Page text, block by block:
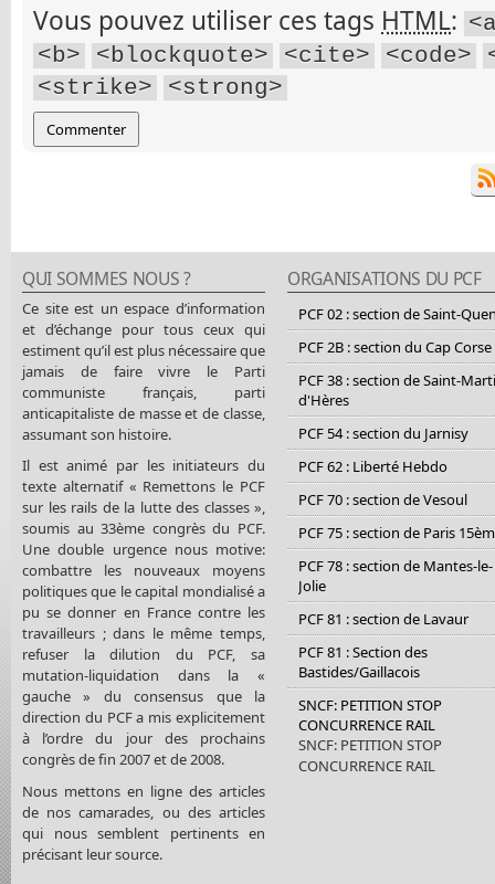
Vous pouvez utiliser ces tags HTML:
<b>
<blockquote> <cite> <code>
<strike>
<strong>
QUI SOMMES NOUS ?
Ce site est un espace d’information
et d’échange pour tous ceux qui
estiment qu’il est plus nécessaire que
jamais de faire vivre le Parti
communiste français, parti
anticapitaliste de masse et de classe,
assumant son histoire.
Il est animé par les initiateurs du
texte alternatif « Remettons le PCF
sur les rails de la lutte des classes »,
soumis au 33ème congrès du PCF.
Une double urgence nous motive:
combattre les nouveaux moyens
politiques que le capital mondialisé a
pu se donner en France contre les
travailleurs ; dans le même temps,
refuser la dilution du PCF, sa
mutation-liquidation dans la «
gauche » du consensus que la
direction du PCF a mis explicitement
à l’ordre du jour des prochains
congrès de fin 2007 et de 2008.
Nous mettons en ligne des articles
de nos camarades, ou des articles
qui nous semblent pertinents en
précisant leur source.
ORGANISATIONS DU PCF
PCF 02 : section de Saint-
PCF 2B : section du Cap Corse
PCF 38 : section de Saint-
d'Hères
PCF 54 : section du Jarnisy
PCF 62 : Liberté Hebdo
PCF 70 : section de Vesoul
PCF 75 : section de Paris
PCF 78 : section de Mantes-le-
Jolie
PCF 81 : section de Lavaur
PCF 81 : Section des
Bastides/Gaillacois
SNCF: PETITION STOP
CONCURRENCE RAIL
SNCF: PETITION STOP
CONCURRENCE RAIL